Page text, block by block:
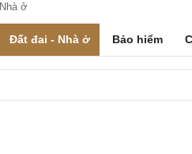
ở
Đất đai - Nhà ở Bảo hiểm